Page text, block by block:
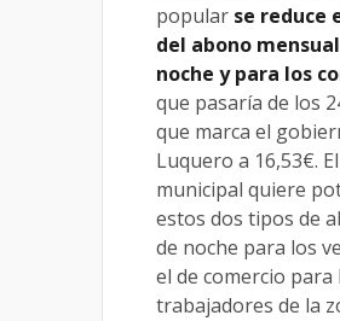
popular se reduce
del abono
noche y para los
que pasaría de los
que marca el
Luquero a 16,53€.
municipal quiere
estos dos tipos de
de noche para los
el de comercio para
trabajadores de la